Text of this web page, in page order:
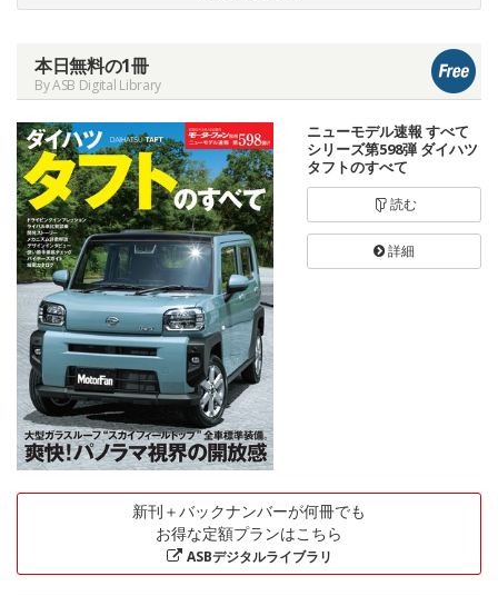
本日無料の1冊
By ASB Digital Library
ニューモデル速報 すべて
シリーズ第598弾 ダイハツ
タフトのすべて
読む
詳細
新刊＋バックナンバーが何冊でも
お得な定額プランはこちら
ASBデジタルライブラリ